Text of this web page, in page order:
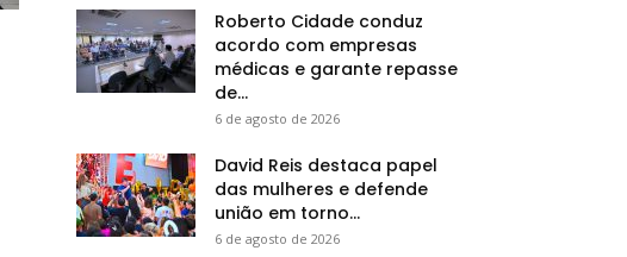
Roberto Cidade conduz
acordo com empresas
médicas e garante repasse
de...
6 de agosto de 2026
David Reis destaca papel
das mulheres e defende
união em torno...
6 de agosto de 2026